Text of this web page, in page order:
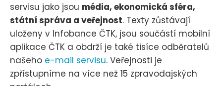
servisu jako jsou média, ekonomická sféra,
státní správa a veřejnost. Texty zůstávají
uloženy v Infobance ČTK, jsou součástí mobilní
aplikace ČTK a obdrží je také tisíce odběratelů
našeho e-mail servisu. Veřejnosti je
zpřístupníme na více než 15 zpravodajských